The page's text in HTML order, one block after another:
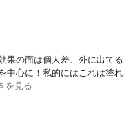
果の面は個人差、外に出てる
中心に！私的にはこれは塗れ
を見る